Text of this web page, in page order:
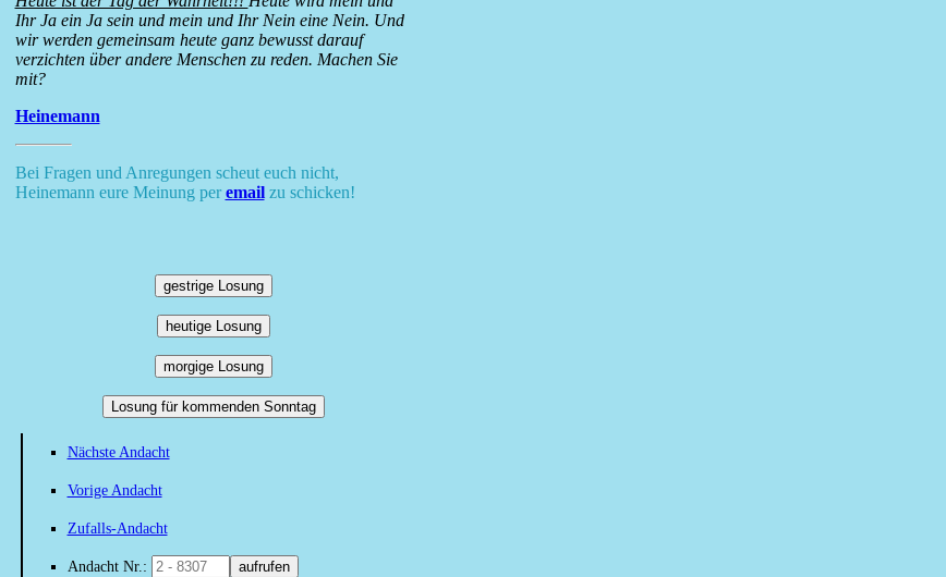
Ihr Ja ein Ja sein und mein und Ihr Nein eine Nein. Und
wir werden gemeinsam heute ganz bewusst darauf
verzichten über andere Menschen zu reden. Machen Sie
mit?
Heinemann
Bei Fragen und Anregungen scheut euch nicht,
Heinemann eure Meinung peremailzu schicken!
gestrige Losung
heutige Losung
morgige Losung
Losung für kommenden Sonntag
Nächste Andacht
Vorige Andacht
Zufalls-Andacht
Andacht Nr.: aufrufen